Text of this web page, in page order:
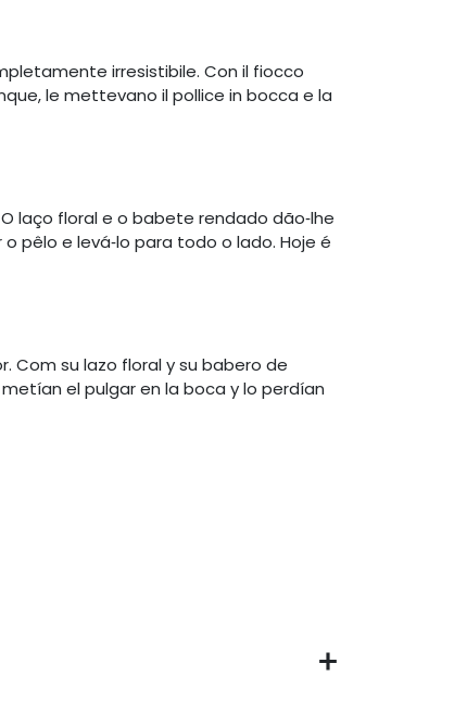
irresistibile. Con il fiocco
le mettevano il pollice in bocca e la
laço floral e o babete rendado dão‑lhe
pêlo e levá‑lo para todo o lado. Hoje é
Com su lazo floral y su babero de
el pulgar en la boca y lo perdían